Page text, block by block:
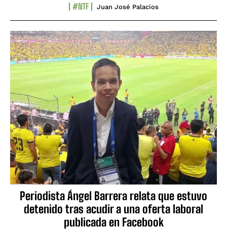
#NTF Juan José Palacios
Periodista Ángel Barrera relata que estuvo
detenido tras acudir a una oferta laboral
publicada en Facebook